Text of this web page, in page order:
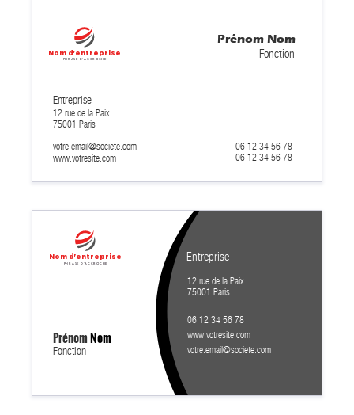
www.votresite.com
06 12 34 56 78
06 12 34 56 78
votre.email@societe.com
12 rue de la Paix
75001 Paris
Entreprise
Fonction
PrénomNom
Nom d'entreprise
Phrase d'accroche
Fonction
PrénomNom
votre.email@societe.com
06 12 34 56 78
www.votresite.com
Entreprise
12 rue de la Paix
75001 Paris
Nom d'entreprise
Phrase d'accroche